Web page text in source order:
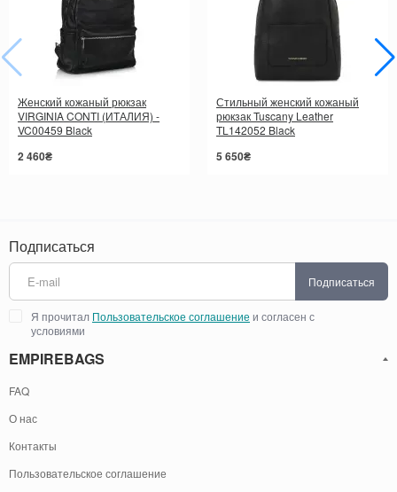
Женский кожаный рюкзак
VIRGINIA CONTI (ИТАЛИЯ) -
VC00459 Black
2 460₴
Стильный женский кожаный
рюкзак Tuscany Leather
TL142052 Black
5 650₴
Подписаться
Подписаться
Я прочитал Пользовательское соглашение и согласен с
условиями
EMPIREBAGS
FAQ
О нас
Контакты
Пользовательское соглашение